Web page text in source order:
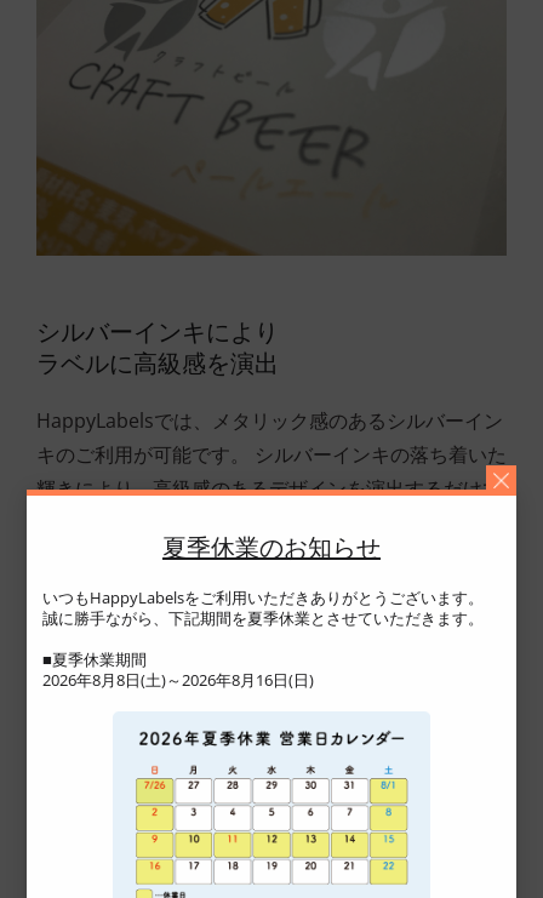
シルバーインキにより
ラベルに高級感を演出
HappyLabelsでは、メタリック感のあるシルバーイン
キのご利用が可能です。 シルバーインキの落ち着いた
輝きにより、高級感のあるデザインを演出するだけで
です。 また、シルバーインキ＋カラーの掛け合わせに
より、メタリックカラーの表現も可能なため、デザイ
ン表現の幅が広がります。 通常品はもちろん、限定品
や記念品、コラボ品など、プレミアムなクラフトビー
ルのラベルにもオススメです。
サンプル請求はこちら
夏季休業のお知らせ
いつもHappyLabelsをご利用いただきありがとうございます。
誠に勝手ながら、下記期間を夏季休業とさせていただきます。
■夏季休業期間
2026年8月8日(土)～2026年8月16日(日)